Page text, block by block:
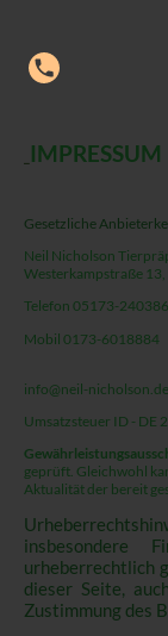
IMPRESSUM
Gesetzliche
Neil Nicholson
Westerkampstraße
Telefon 05173-240386
Mobil 0173-6018884
info@neil-nicholson.de
Umsatzsteuer ID - DE
geprüft. Gleichwohl
Aktualität der bereit
insbesondere
urheberrechtlich
dieser Seite,
Zustimmung des